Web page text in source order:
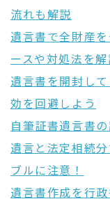
流れも解説
遺言書で全財産
ースや対処法を解
遺言書を開封し
効を回避しよう
自筆証書遺言書
遺言と法定相続
ブルに注意！
遺言書作成を行